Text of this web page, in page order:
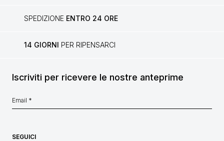
SPEDIZIONE ENTRO 24 ORE
14 GIORNI PER RIPENSARCI
Iscriviti per ricevere le nostre anteprime
SEGUICI